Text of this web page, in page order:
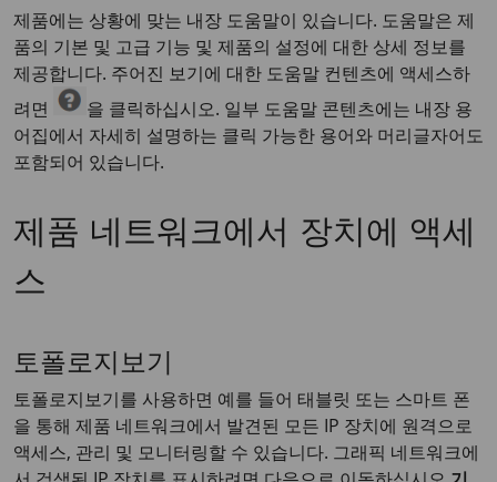
제품에는 상황에 맞는 내장 도움말이 있습니다. 도움말은 제
품의 기본 및 고급 기능 및 제품의 설정에 대한 상세 정보를
제공합니다. 주어진 보기에 대한 도움말 컨텐츠에 액세스하
려면
을 클릭하십시오. 일부 도움말 콘텐츠에는 내장 용
어집에서 자세히 설명하는 클릭 가능한 용어와 머리글자어도
포함되어 있습니다.
제품 네트워크에서 장치에 액세
스
토폴로지보기
토폴로지보기를 사용하면 예를 들어 태블릿 또는 스마트 폰
을 통해 제품 네트워크에서 발견된 모든 IP 장치에 원격으로
액세스, 관리 및 모니터링할 수 있습니다. 그래픽 네트워크에